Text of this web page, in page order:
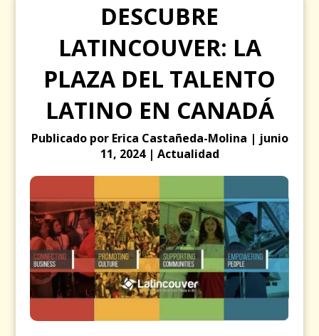
DESCUBRE
LATINCOUVER: LA
PLAZA DEL TALENTO
LATINO EN CANADÁ
Publicado por Erica Castañeda-Molina | junio
11, 2024 | Actualidad